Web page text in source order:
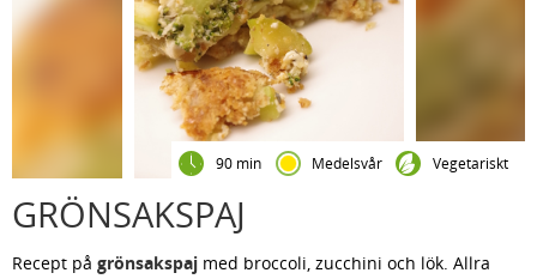
90 min Medelsvår Vegetariskt
GRÖNSAKSPAJ
Recept på grönsakspaj med broccoli, zucchini och lök. Allra